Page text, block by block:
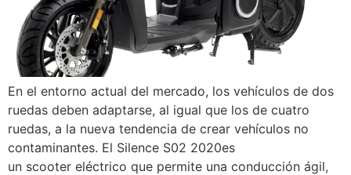
En el entorno actual del mercado, los vehículos de dos
ruedas deben adaptarse, al igual que los de cuatro
ruedas, a la nueva tendencia de crear vehículos no
contaminantes. El Silence S02 2020es
un scooter eléctrico que permite una conducción ágil,